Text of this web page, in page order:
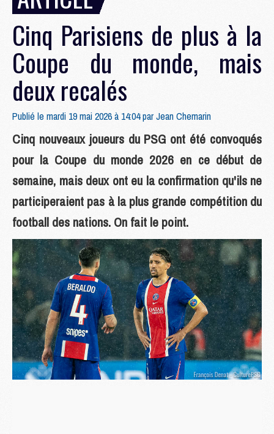
Cinq Parisiens de plus à la
Coupe du monde, mais
deux recalés
Publié le mardi 19 mai 2026 à 14:04 parJean Chemarin
Cinq nouveaux joueurs du PSG ont été convoqués
pour la Coupe du monde 2026 en ce début de
semaine, mais deux ont eu la confirmation qu'ils ne
participeraient pas à la plus grande compétition du
football des nations. On fait le point.